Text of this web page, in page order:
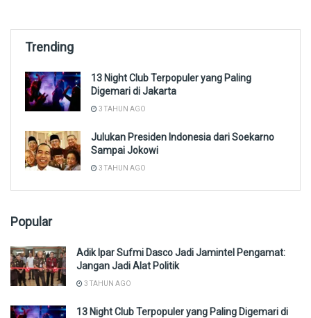
Trending
13 Night Club Terpopuler yang Paling
Digemari di Jakarta
3 TAHUN AGO
Julukan Presiden Indonesia dari Soekarno
Sampai Jokowi
3 TAHUN AGO
Popular
Adik Ipar Sufmi Dasco Jadi Jamintel Pengamat:
Jangan Jadi Alat Politik
3 TAHUN AGO
13 Night Club Terpopuler yang Paling Digemari di